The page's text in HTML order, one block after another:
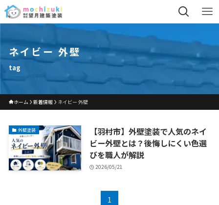
ネイビー 外壁
tag
ホーム 新着情報 ネイビー 外壁
外壁塗装
【羽村市】外壁塗装で人気のネイ
ビー外壁とは？後悔しにくい色選
びを職人が解説
2026/05/21
1